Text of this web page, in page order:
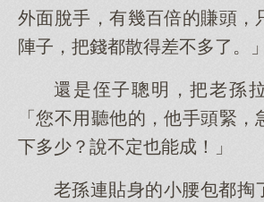
外面脫手，有幾百倍的賺頭，
陣子，把錢都散得差不多了。」
還是侄子聰明，把老孫
「您不用聽他的，他手頭緊，
下多少？說不定也能成！」
老孫連貼身的小腰包都掏